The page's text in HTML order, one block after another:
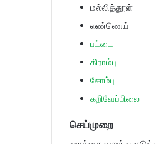
மல்லித்தூள்
எண்ணெய்
பட்டை
கிராம்பு
சோம்பு
கறிவேப்பிலை
செய்முறை